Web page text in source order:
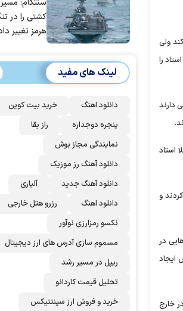
ولی
را
دارند
استاد
و
در
ایجاد
خارج
مردم ایران
کشتی را در
هرمز تغییر
لینک های مفید
دانلود اهنگ
خرید بیت کوین
پنجره دوجداره
راز بقا
نمایندگی مجاز بوش
دانلود آهنگ رز‌ موزیک
دانلود آهنگ جدید
آلپاری
دانلود اهنگ
رزرو هتل خارجی
نکسو رمزارزی نوآور
مسموم سازی آدرس های ارز دیجیتال
ریپل در مسیر رشد
تحلیل قیمت کاردانو
خرید و فروش ارز سینتتیکس